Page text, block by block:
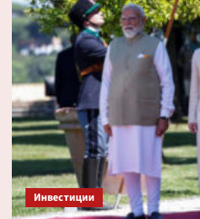
завершились
основные
торги
на российском
рынке
6 мая
Инвестиции